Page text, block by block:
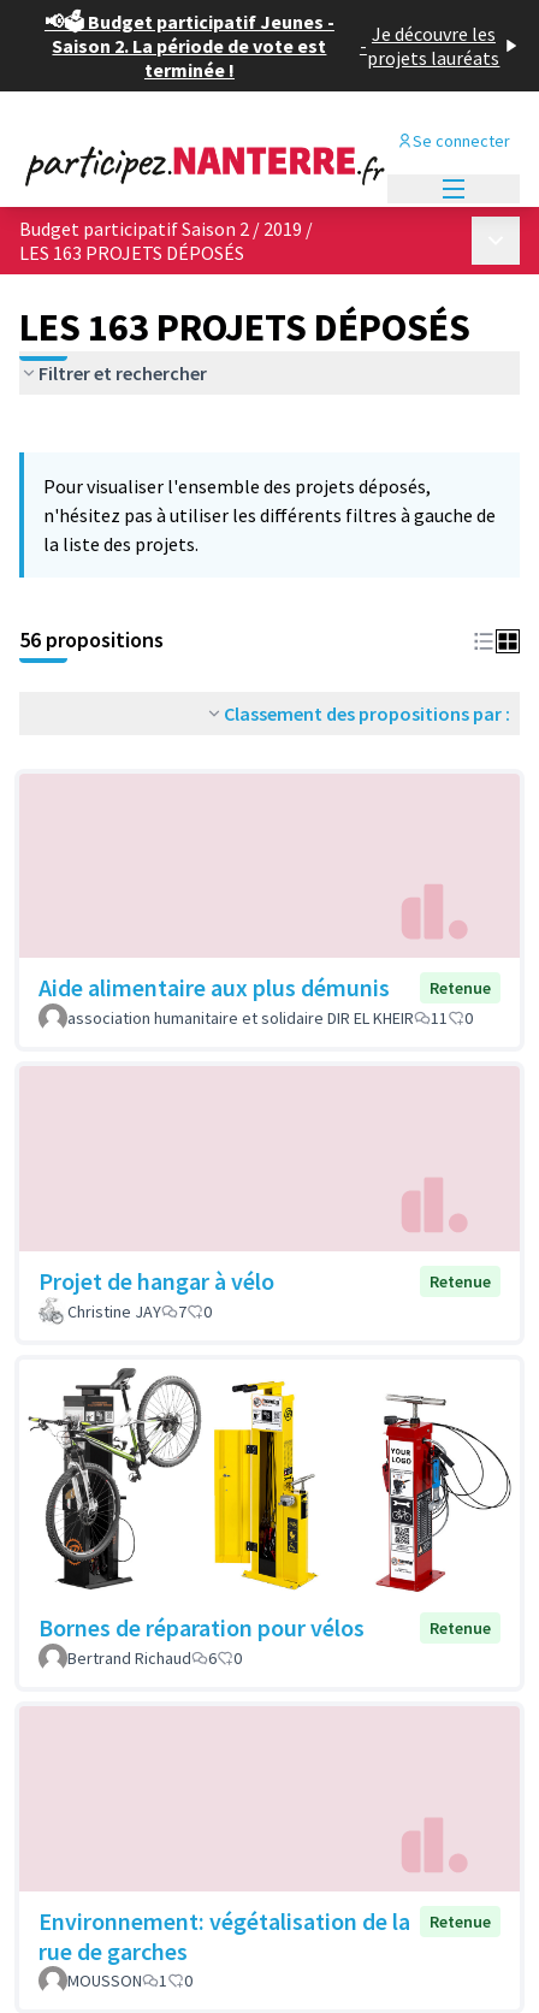
📢🗳️ Budget participatif Jeunes -
Saison 2. La période de vote est
terminée !
- Je découvre les
projets lauréats
Se connecter
Budget participatif Saison 2 / 2019 /
LES 163 PROJETS DÉPOSÉS
LES 163 PROJETS DÉPOSÉS
Filtrer et rechercher
−
Pour visualiser l'ensemble des projets déposés,
n'hésitez pas à utiliser les différents filtres à gauche de
la liste des projets.
56 propositions
Classement des propositions par :
Aide alimentaire aux plus démunis
Retenue
association humanitaire et solidaire DIR EL KHEIR
11 0
Projet de hangar à vélo
Retenue
Christine JAY
7 0
Bornes de réparation pour vélos
Retenue
Bertrand Richaud
6 0
Environnement: végétalisation de la
rue de garches
Retenue
MOUSSON 1 0